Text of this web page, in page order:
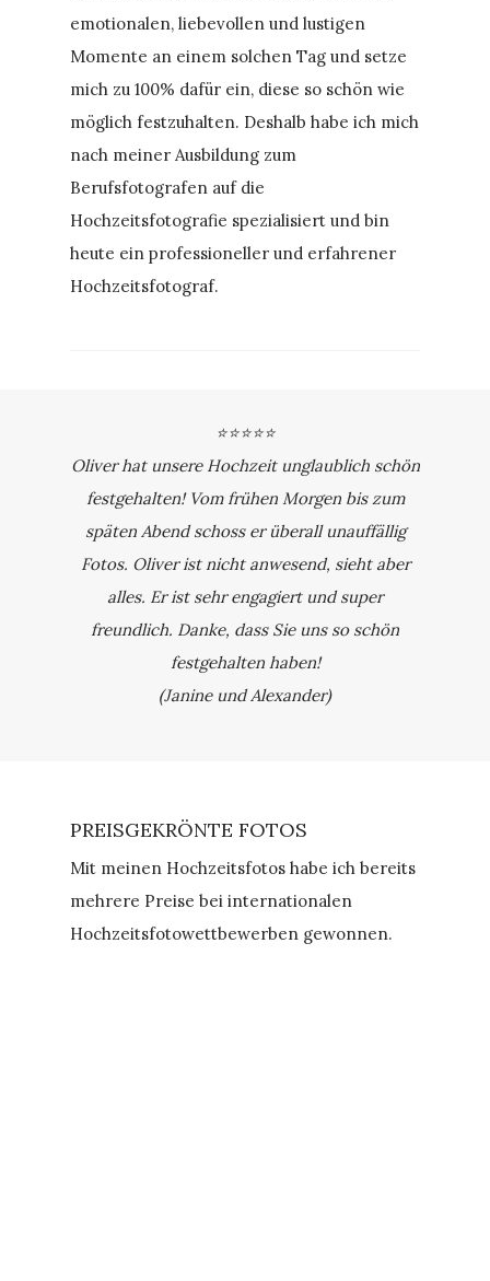
emotionalen, liebevollen und lustigen
Momente an einem solchen Tag und setze
mich zu 100% dafür ein, diese so schön wie
möglich festzuhalten. Deshalb habe ich mich
nach meiner Ausbildung zum
Berufsfotografen auf die
Hochzeitsfotografie spezialisiert und bin
heute ein professioneller und erfahrener
Hochzeitsfotograf.
⭐⭐⭐⭐⭐
Oliver hat unsere Hochzeit unglaublich schön
festgehalten! Vom frühen Morgen bis zum
späten Abend schoss er überall unauffällig
Fotos. Oliver ist nicht anwesend, sieht aber
alles. Er ist sehr engagiert und super
freundlich. Danke, dass Sie uns so schön
festgehalten haben!
(Janine und Alexander)
PREISGEKRÖNTE FOTOS
Mit meinen Hochzeitsfotos habe ich bereits
mehrere Preise bei internationalen
Hochzeitsfotowettbewerben gewonnen.